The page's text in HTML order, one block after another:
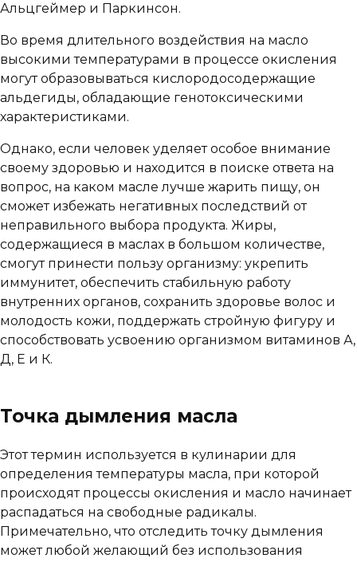
Альцгеймер и Паркинсон.
Во время длительного воздействия на масло
высокими температурами в процессе окисления
могут образовываться кислородосодержащие
альдегиды, обладающие генотоксическими
характеристиками.
Однако, если человек уделяет особое внимание
своему здоровью и находится в поиске ответа на
вопрос, на каком масле лучше жарить пищу, он
сможет избежать негативных последствий от
неправильного выбора продукта. Жиры,
содержащиеся в маслах в большом количестве,
смогут принести пользу организму: укрепить
иммунитет, обеспечить стабильную работу
внутренних органов, сохранить здоровье волос и
молодость кожи, поддержать стройную фигуру и
способствовать усвоению организмом витаминов А,
Д, Е и К.
Точка дымления масла
Этот термин используется в кулинарии для
определения температуры масла, при которой
происходят процессы окисления и масло начинает
распадаться на свободные радикалы.
Примечательно, что отследить точку дымления
может любой желающий без использования